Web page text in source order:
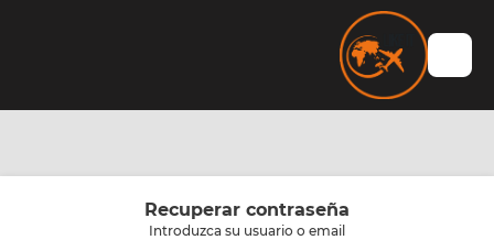
Recuperar contraseña
Introduzca su usuario o email